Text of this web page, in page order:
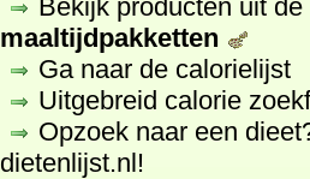
Bekijk producten uit
maaltijdpakketten
Ga naar de calorielijst
Uitgebreid calorie
Opzoek naar een
dietenlijst.nl!